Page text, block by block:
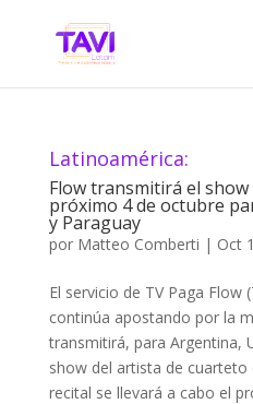
Latinoamérica:
Flow transmitirá el show
próximo 4 de octubre
y Paraguay
por Matteo Comberti | Oct
El servicio de TV Paga Flow
continúa apostando por la
transmitirá, para Argentina,
show del artista de cuarteto
recital se llevará a cabo el